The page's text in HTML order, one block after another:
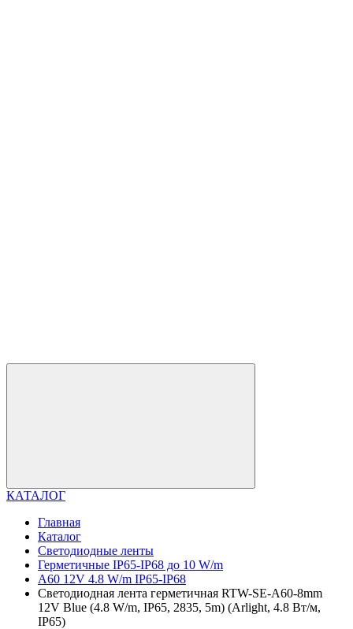
КАТАЛОГ
Главная
Каталог
Светодиодные ленты
Герметичные IP65-IP68 до 10 W/m
A60 12V 4.8 W/m IP65-IP68
Светодиодная лента герметичная RTW-SE-A60-8mm
12V Blue (4.8 W/m, IP65, 2835, 5m) (Arlight, 4.8 Вт/м,
IP65)